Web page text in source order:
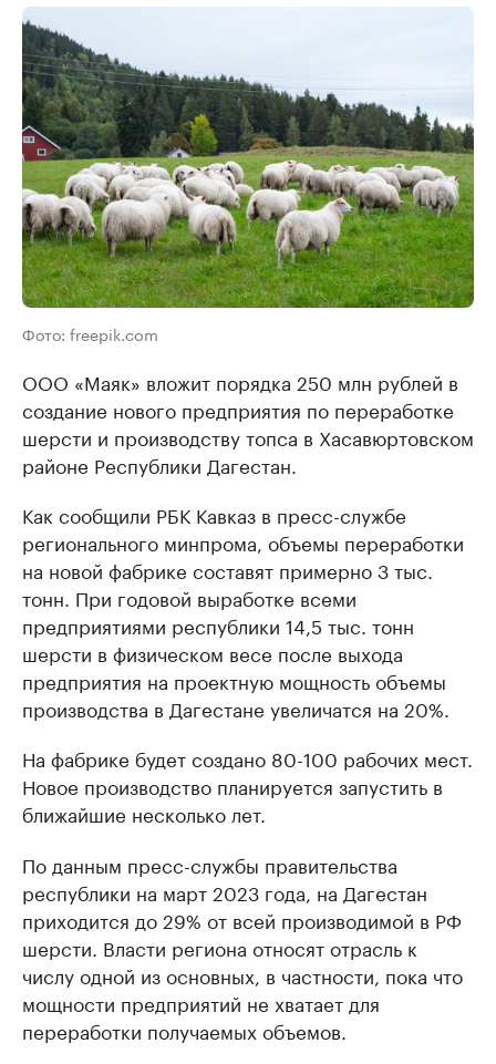
Фото: freepik.com
ООО «Маяк» вложит порядка 250 млн рублей в
создание нового предприятия по переработке
шерсти и производству топса в Хасавюртовском
районе Республики Дагестан.
Как сообщили РБК Кавказ в пресс-службе
регионального минпрома, объемы переработки
на новой фабрике составят примерно 3 тыс.
тонн. При годовой выработке всеми
предприятиями республики 14,5 тыс. тонн
шерсти в физическом весе после выхода
предприятия на проектную мощность объемы
производства в Дагестане увеличатся на 20%.
На фабрике будет создано 80-100 рабочих мест.
Новое производство планируется запустить в
ближайшие несколько лет.
По данным пресс-службы правительства
республики на март 2023 года, на Дагестан
приходится до 29% от всей производимой в РФ
шерсти. Власти региона относят отрасль к
числу одной из основных, в частности, пока что
мощности предприятий не хватает для
переработки получаемых объемов.